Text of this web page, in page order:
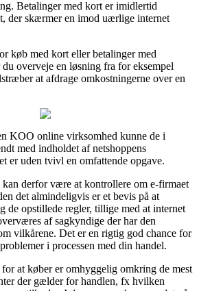
Betalinger med kort er imidlertid
der skærmer en imod uærlige internet
køb med kort eller betalinger med
overveje en løsning fra for eksempel
at afdrage omkostningerne over en
KOO online virksomhed kunne de i
med indholdet af netshoppens
er uden tvivl en omfattende opgave.
derfor være at kontrollere om e-firmaet
det almindeligvis er et bevis på at
de opstillede regler, tillige med at internet
af sagkyndige der har den
vilkårene. Det er en rigtig god chance for
i processen med din handel.
at køber er omhyggelig omkring de mest
der gælder for handlen, fx hvilken